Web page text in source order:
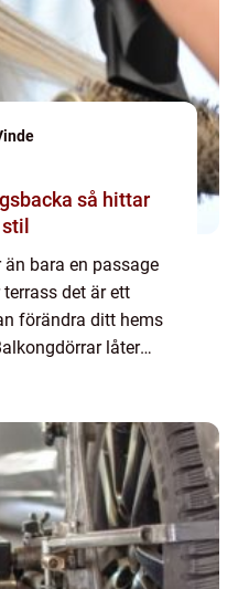
så hittar
bara en passage
det är ett
förändra ditt hems
låter